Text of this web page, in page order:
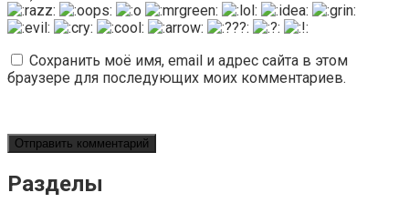
Сохранить моё имя, email и адрес сайта в этом
браузере для последующих моих комментариев.
Разделы